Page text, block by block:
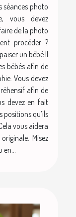
séances photo
vous devez
de la photo
procéder ?
un bébé Il
bébés afin de
Vous devez
afin de
devez en fait
positions qu’ils
vous aidera
Misez